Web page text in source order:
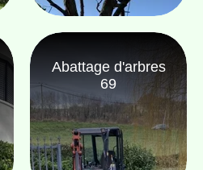
Abattage d'arbres
69